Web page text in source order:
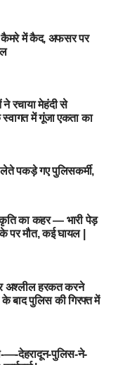
कैमरे में कैद, अफसर पर
रचाया मेहंदी से
स्वागत में गूंजा एकता का
लेते पकड़े गए पुलिसकर्मी,
का कहर — भारी पेड़
पर मौत, कई घायल |
अश्लील हरकत करने
के बाद पुलिस की गिरफ्त में
—-देहरादून-पुलिस-ने-